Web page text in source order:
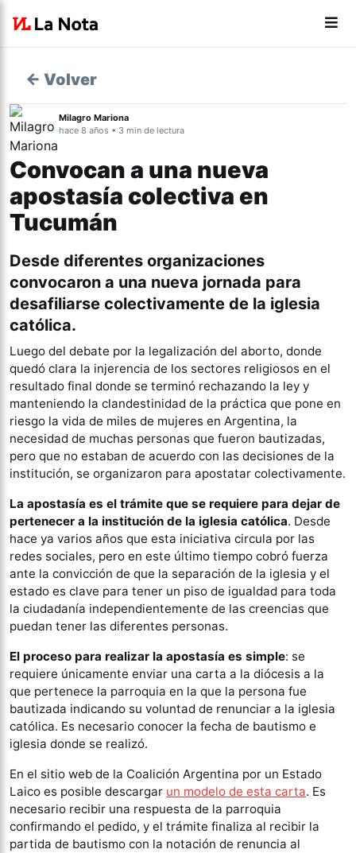
← Volver
Milagro Mariona
hace 8 años • 3 min de lectura
Convocan a una nueva
apostasía colectiva en
Tucumán
Desde diferentes organizaciones
convocaron a una nueva jornada para
desafiliarse colectivamente de la iglesia
católica.
Luego del debate por la legalización del aborto, donde
quedó clara la injerencia de los sectores religiosos en el
resultado final donde se terminó rechazando la ley y
manteniendo la clandestinidad de la práctica que pone en
riesgo la vida de miles de mujeres en Argentina, la
necesidad de muchas personas que fueron bautizadas,
pero que no estaban de acuerdo con las decisiones de la
institución, se organizaron para apostatar colectivamente.
La apostasía es el trámite que se requiere para dejar de
pertenecer a la institución de la iglesia católica. Desde
hace ya varios años que esta iniciativa circula por las
redes sociales, pero en este último tiempo cobró fuerza
ante la convicción de que la separación de la iglesia y el
estado es clave para tener un piso de igualdad para toda
la ciudadanía independientemente de las creencias que
puedan tener las diferentes personas.
El proceso para realizar la apostasía es simple: se
requiere únicamente enviar una carta a la diócesis a la
que pertenece la parroquia en la que la persona fue
bautizada indicando su voluntad de renunciar a la iglesia
católica. Es necesario conocer la fecha de bautismo e
iglesia donde se realizó.
En el sitio web de la Coalición Argentina por un Estado
Laico es posible descargar un modelo de esta carta. Es
necesario recibir una respuesta de la parroquia
confirmando el pedido, y el trámite finaliza al recibir la
partida de bautismo con la notación de renuncia al